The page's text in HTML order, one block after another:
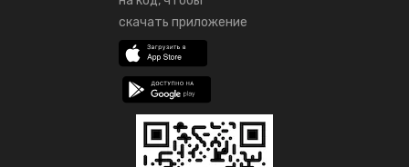
скачать приложение